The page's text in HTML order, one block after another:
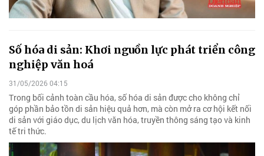
Số hóa di sản: Khơi nguồn lực phát triển công
nghiệp văn hoá
31/05/2026 04:15
Trong bối cảnh toàn cầu hóa, số hóa di sản được cho không chỉ
góp phần bảo tồn di sản hiệu quả hơn, mà còn mở ra cơ hội kết nối
di sản với giáo dục, du lịch văn hóa, truyền thông sáng tạo và kinh
tế tri thức.